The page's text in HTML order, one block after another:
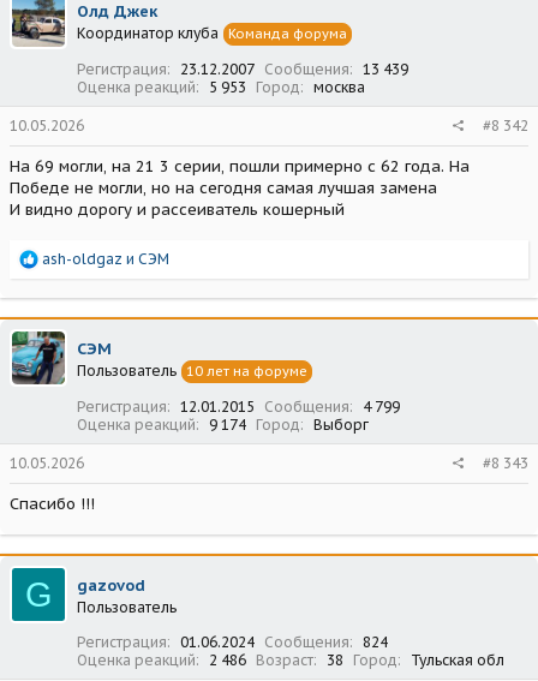
Олд Джек
Координатор клуба Команда форума
Регистрация 23.12.2007 Сообщения
13 439
Оценка реакций
5 953 Город москва
10.05.2026 #8 342
На 69 могли, на 21 3 серии, пошли примерно с 62 года. На
Победе не могли, но на сегодня самая лучшая замена
И видно дорогу и рассеиватель кошерный
Р
а
к
ц
и
и
ash-oldgaz и СЭМ
СЭМ
Пользователь 10 лет на форуме
Регистрация 12.01.2015 Сообщения
4 799
Оценка реакций
9 174 Город Выборг
10.05.2026 #8 343
Спасибо !!!
G gazovod
Пользователь
Регистрация
01.06.2024 Сообщения
824
Оценка реакций
2 486 Возраст 38 Город Тульская обл